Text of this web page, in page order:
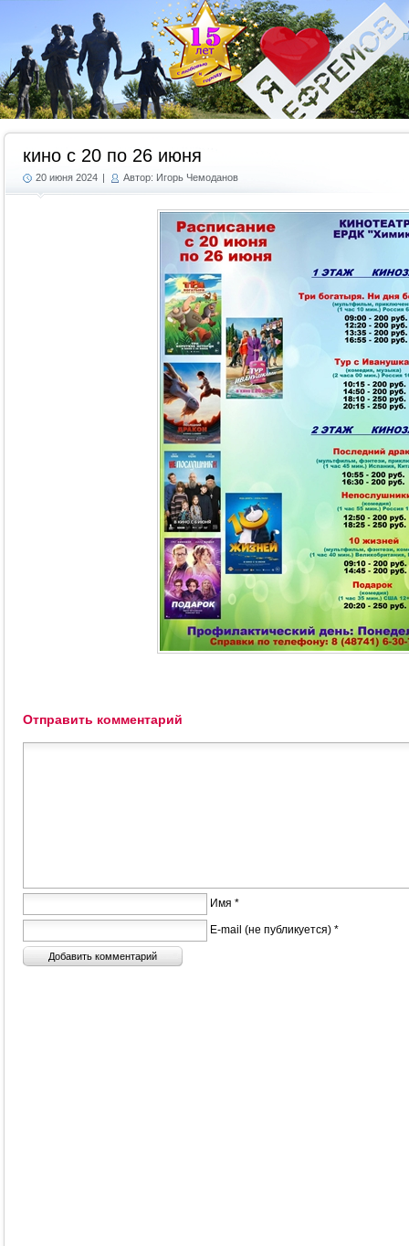
кино с 20 по 26 июня
20 июня 2024 | Автор: Игорь Чемоданов
Отправить комментарий
Имя *
E-mail (не публикуется) *